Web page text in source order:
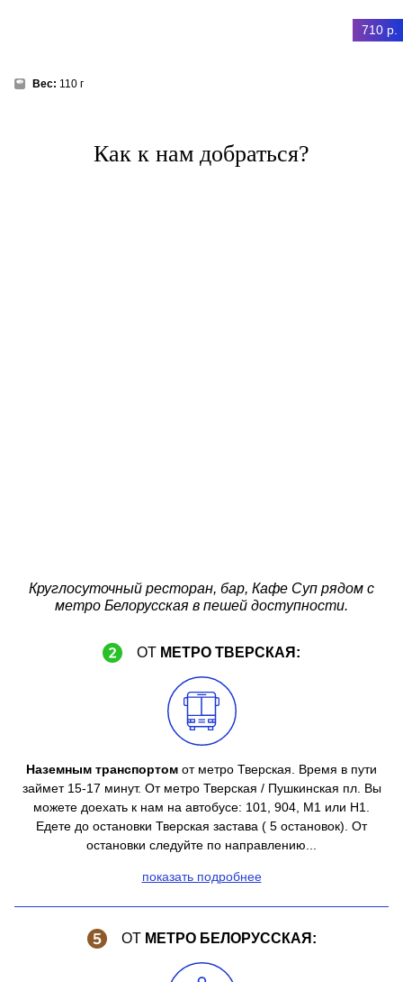
710 р.
Вес: 110 г
Как к нам добраться?
Круглосуточный ресторан, бар, Кафе Суп рядом с
метро Белорусская в пешей доступности.
ОТ МЕТРО ТВЕРСКАЯ:
Наземным транспортом от метро Тверская. Время в пути
займет 15-17 минут. От метро Тверская / Пушкинская пл. Вы
можете доехать к нам на автобусе: 101, 904, М1 или Н1.
Едете до остановки Тверская застава ( 5 остановок). От
остановки следуйте по направлению...
показать подробнее
ОТ МЕТРО БЕЛОРУССКАЯ: